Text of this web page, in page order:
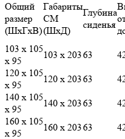
Общий
размер
(ШхГхВ)
Габариты
СМ
(ШхД)
Глубина
сиденья
103 х 105
х 95
103 х 20363
120 х 105
х 95
120 х 20363
140 х 105
х 95
140 х 20363
160 х 105
х 95
160 х 20363